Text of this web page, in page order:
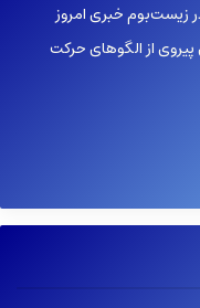
زیست‌بوم خبری امروز
از الگوهای حرکت